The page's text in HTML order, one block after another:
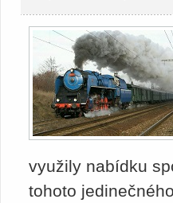
využily nabídku
tohoto